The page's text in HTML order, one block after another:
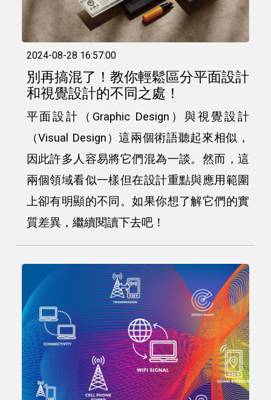
2024-08-28 16:57:00
別再搞混了！教你輕鬆區分平面設計
和視覺設計的不同之處！
平面設計（Graphic Design）與視覺設計
（Visual Design）這兩個術語聽起來相似，
因此許多人容易將它們混為一談。然而，這
兩個領域看似一樣但在設計重點與應用範圍
上卻有明顯的不同。如果你想了解它們的實
質差異，繼續閱讀下去吧！